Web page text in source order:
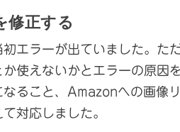
修正する
エラーが出ていました。た
使えないかとエラーの原因
ること、Amazonへの画像
対応しました。